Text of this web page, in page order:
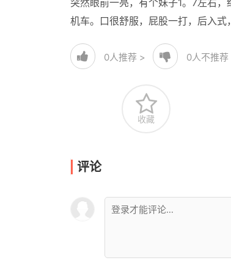
突然眼前一亮，有个妹子1。7左右
机车。口很舒服，屁股一打，后入式
0人推荐 > 0人不推荐
收藏
评论